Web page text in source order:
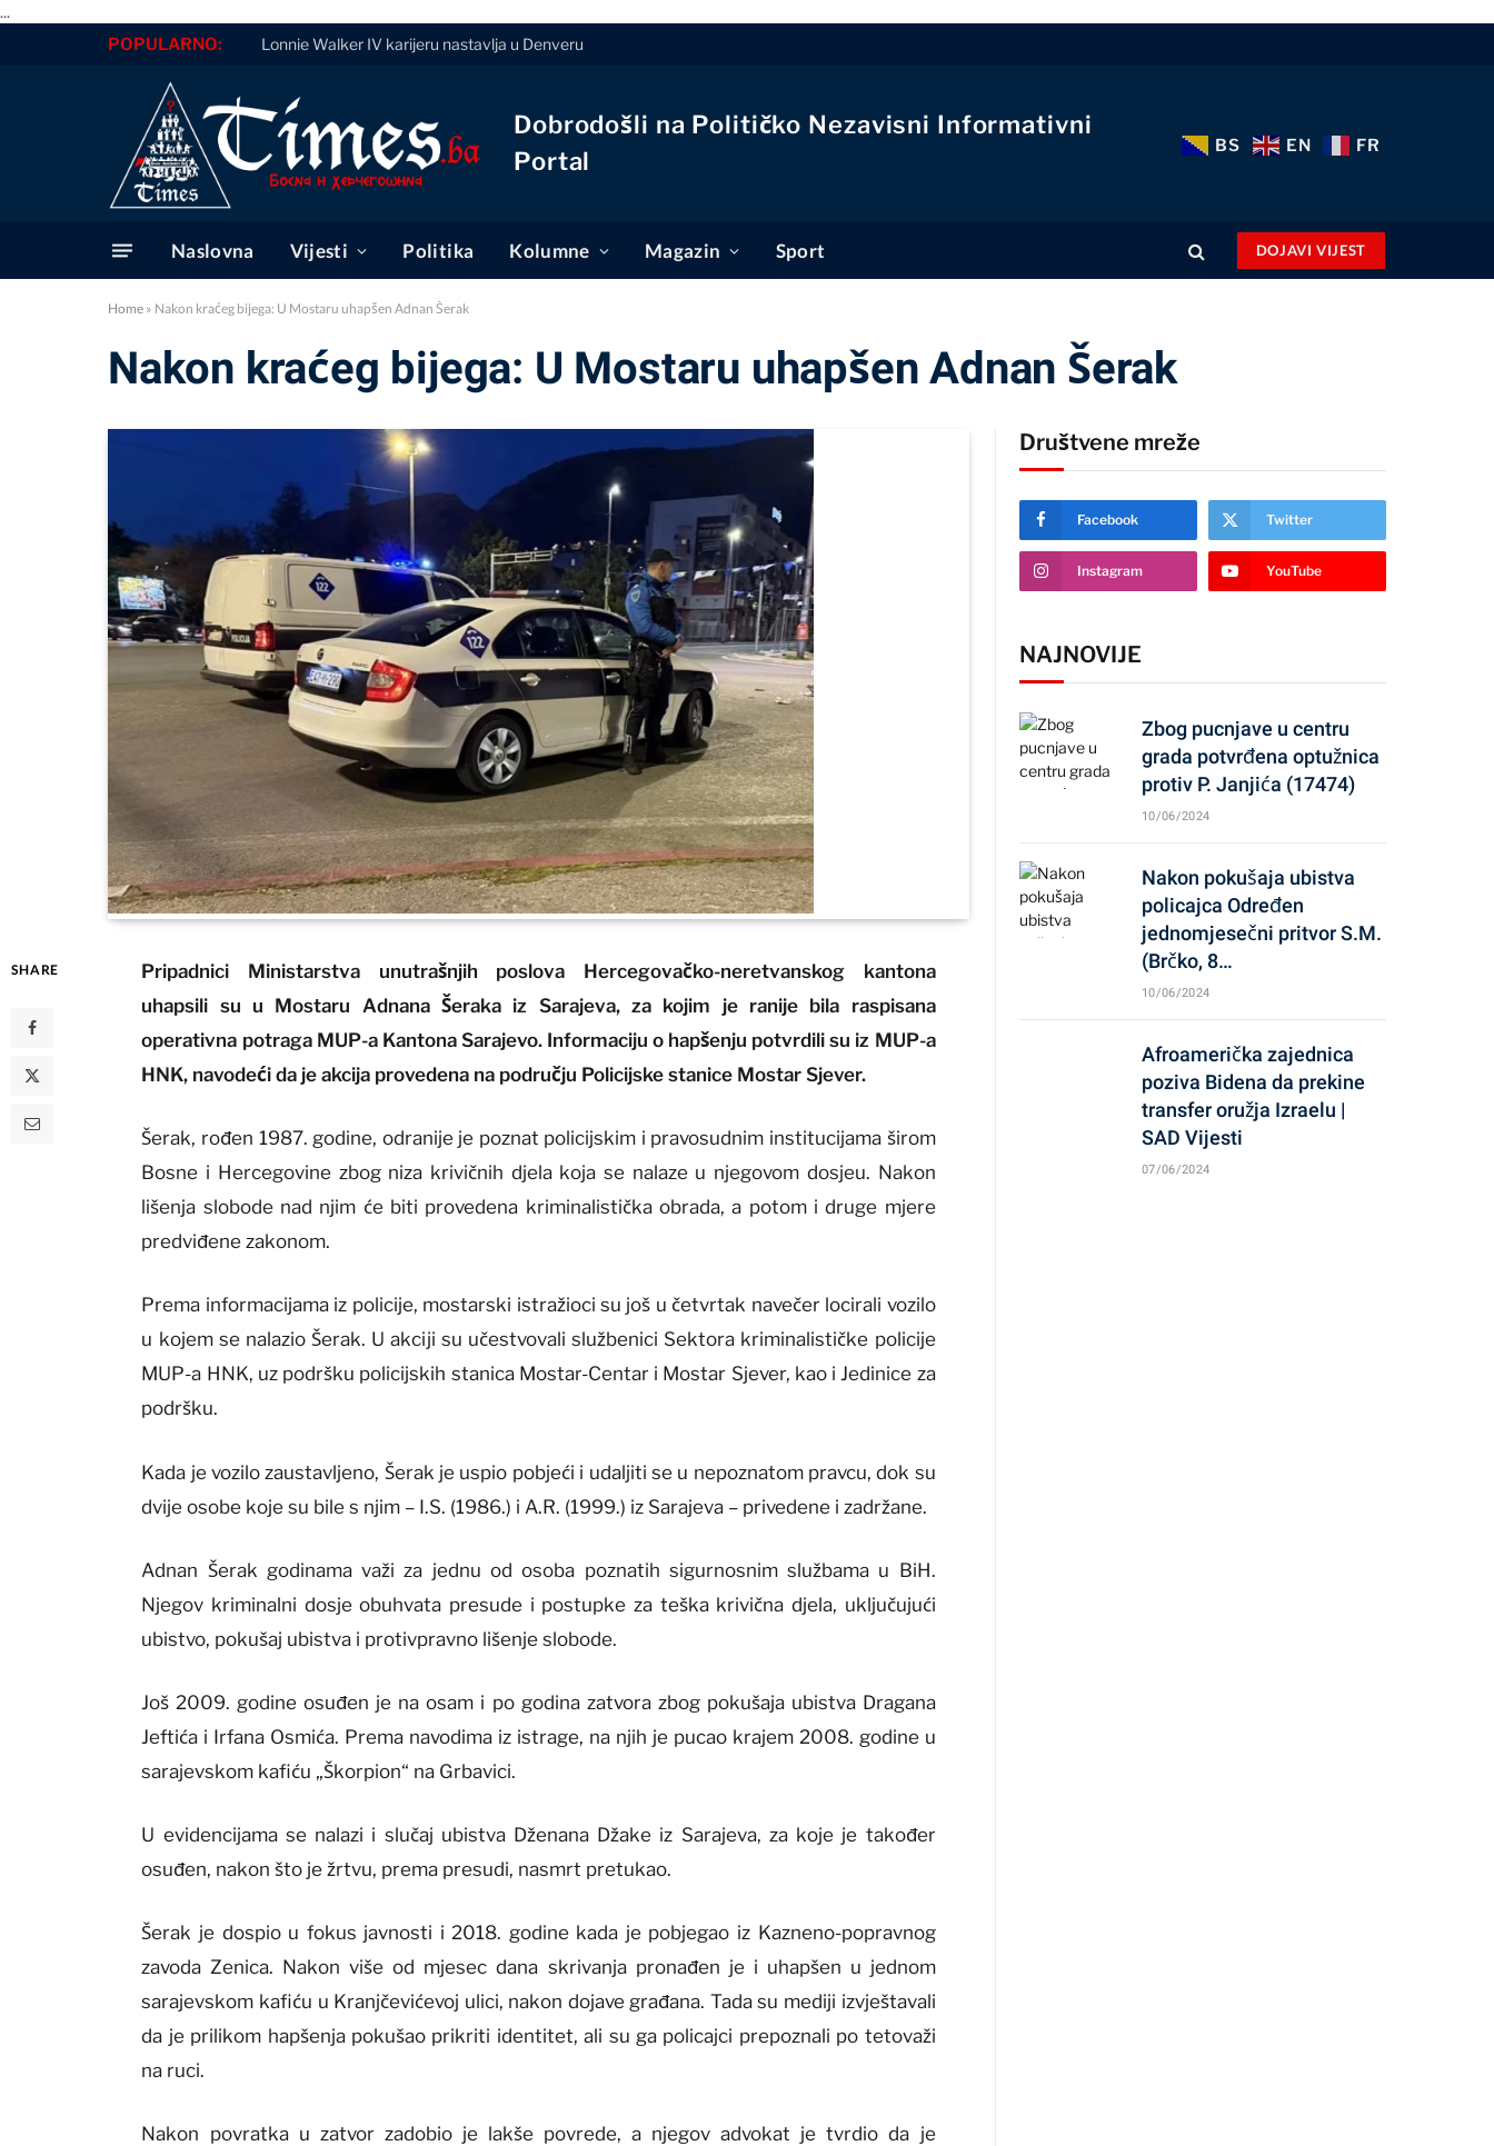
...
POPULARNO: Lonnie Walker IV karijeru nastavlja u Denveru
Dobrodošli na Političko Nezavisni Informativni
Portal
BS EN FR
Naslovna Vijesti Politika Kolumne Magazin Sport DOJAVI VIJEST
Home » Nakon kraćeg bijega: U Mostaru uhapšen Adnan Šerak
Nakon kraćeg bijega: U Mostaru uhapšen Adnan Šerak
SHARE
Pripadnici Ministarstva unutrašnjih poslova Hercegovačko-neretvanskog kantona
uhapsili su u Mostaru Adnana Šeraka iz Sarajeva, za kojim je ranije bila raspisana
operativna potraga MUP-a Kantona Sarajevo. Informaciju o hapšenju potvrdili su iz MUP-a
HNK, navodeći da je akcija provedena na području Policijske stanice Mostar Sjever.
Šerak, rođen 1987. godine, odranije je poznat policijskim i pravosudnim institucijama širom
Bosne i Hercegovine zbog niza krivičnih djela koja se nalaze u njegovom dosjeu. Nakon
lišenja slobode nad njim će biti provedena kriminalistička obrada, a potom i druge mjere
predviđene zakonom.
Prema informacijama iz policije, mostarski istražioci su još u četvrtak navečer locirali vozilo
u kojem se nalazio Šerak. U akciji su učestvovali službenici Sektora kriminalističke policije
MUP-a HNK, uz podršku policijskih stanica Mostar-Centar i Mostar Sjever, kao i Jedinice za
podršku.
Kada je vozilo zaustavljeno, Šerak je uspio pobjeći i udaljiti se u nepoznatom pravcu, dok su
dvije osobe koje su bile s njim – I.S. (1986.) i A.R. (1999.) iz Sarajeva – privedene i zadržane.
Adnan Šerak godinama važi za jednu od osoba poznatih sigurnosnim službama u BiH.
Njegov kriminalni dosje obuhvata presude i postupke za teška krivična djela, uključujući
ubistvo, pokušaj ubistva i protivpravno lišenje slobode.
Još 2009. godine osuđen je na osam i po godina zatvora zbog pokušaja ubistva Dragana
Jeftića i Irfana Osmića. Prema navodima iz istrage, na njih je pucao krajem 2008. godine u
sarajevskom kafiću „Škorpion“ na Grbavici.
U evidencijama se nalazi i slučaj ubistva Dženana Džake iz Sarajeva, za koje je također
osuđen, nakon što je žrtvu, prema presudi, nasmrt pretukao.
Šerak je dospio u fokus javnosti i 2018. godine kada je pobjegao iz Kazneno-popravnog
zavoda Zenica. Nakon više od mjesec dana skrivanja pronađen je i uhapšen u jednom
sarajevskom kafiću u Kranjčevićevoj ulici, nakon dojave građana. Tada su mediji izvještavali
da je prilikom hapšenja pokušao prikriti identitet, ali su ga policajci prepoznali po tetovaži
na ruci.
Nakon povratka u zatvor zadobio je lakše povrede, a njegov advokat je tvrdio da je
Društvene mreže
Facebook Twitter
Instagram YouTube
NAJNOVIJE
Zbog pucnjave u centru
grada potvrđena optužnica
protiv P. Janjića (17474)
10/06/2024
Nakon pokušaja ubistva
policajca Određen
jednomjesečni pritvor S.M.
(Brčko, 8…
10/06/2024
Afroamerička zajednica
poziva Bidena da prekine
transfer oružja Izraelu |
SAD Vijesti
07/06/2024